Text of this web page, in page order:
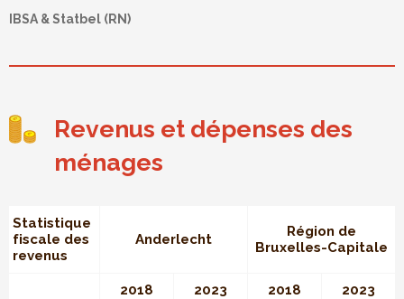
IBSA & Statbel (RN)
Revenus et dépenses des
ménages
Statistique
fiscale des
revenus
Anderlecht
Région de
Bruxelles-Capitale
2018 2023 2018 2023